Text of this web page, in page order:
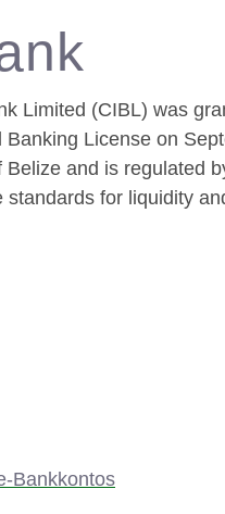
Limited (CIBL) was
License on
Belize and is regulated
for liquidity
Bankkontos